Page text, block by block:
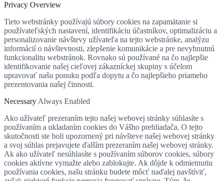
Privacy Overview
Tieto webstránky používajú súbory cookies na zapamätanie si
používateľských nastavení, identifikáciu účastníkov, optimalizáciu a
personalizovanie návštevy užívateľa na tejto webstránke, analýzu
informácií o návštevnosti, zlepšenie komunikácie a pre nevyhnutnú
funkcionalitu webstránok. Rovnako sú používané na čo najlepšie
identifikovanie našej cieľovej zákazníckej skupiny s účelom
upravovať našu ponuku podľa dopytu a čo najlepšieho priameho
prezentovania našej činnosti.
Necessary Always Enabled
Ako užívateľ prezeraním tejto našej webovej stránky súhlasíte s
používaním a ukladaním cookies do Vášho prehliadača. O tejto
skutočnosti ste boli upozornený pri návšteve našej webovej stránky
a svoj súhlas prejavujete ďalším prezeraním našej webovej stránky.
Ak ako užívateľ nesúhlasíte s používaním súborov cookies, súbory
cookies aktívne vymažte alebo zablokujte. Ak dôjde k odmietnutiu
používania cookies, našu stránku budete môcť naďalej navštíviť,